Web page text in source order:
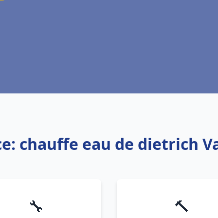
chauffe eau de dietrich
🔧 🔨